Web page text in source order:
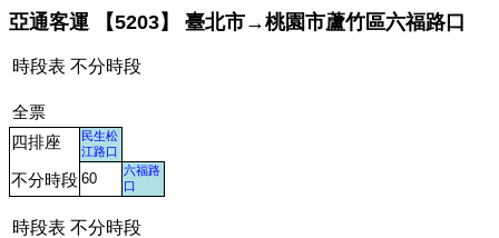
亞通客運 【5203】 臺北市→桃園市蘆竹區六福路口
時段表 不分時段
全票
四排座
不分時段
民生松
江路口
60
六福路
口
時段表 不分時段